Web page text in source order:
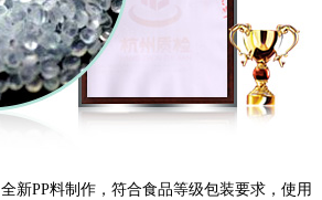
全新PP料制作，符合食品等级包装要求，使用